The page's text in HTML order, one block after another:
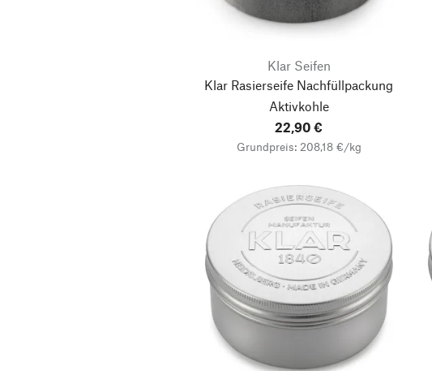
Klar Seifen
Klar Rasierseife Nachfüllpackung
Aktivkohle
22,90 €
Grundpreis: 208,18 €/kg